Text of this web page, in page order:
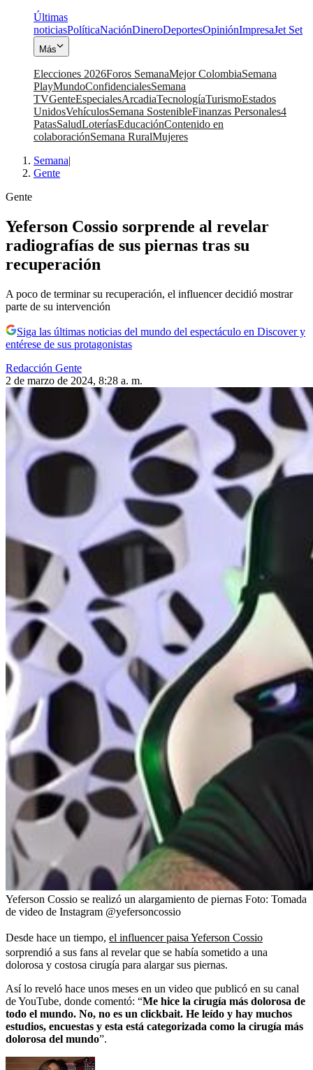
Últimas
noticiasPolíticaNaciónDineroDeportesOpiniónImpresaJet Set
Más
Elecciones 2026Foros SemanaMejor ColombiaSemana
PlayMundoConfidencialesSemana
TVGenteEspecialesArcadiaTecnologíaTurismoEstados
UnidosVehículosSemana SostenibleFinanzas Personales4
PatasSaludLoteríasEducaciónContenido en
colaboraciónSemana RuralMujeres
Semana|
Gente
Gente
Yeferson Cossio sorprende al revelar
radiografías de sus piernas tras su
recuperación
A poco de terminar su recuperación, el influencer decidió mostrar
parte de su intervención
Siga las últimas noticias del mundo del espectáculo en Discover y
entérese de sus protagonistas
Redacción Gente
2 de marzo de 2024, 8:28 a. m.
Yeferson Cossio se realizó un alargamiento de piernas Foto: Tomada
de video de Instagram @yefersoncossio
Desde hace un tiempo, el influencer paisa Yeferson Cossio
sorprendió a sus fans al revelar que se había sometido a una
dolorosa y costosa cirugía para alargar sus piernas.
Así lo reveló hace unos meses en un video que publicó en su canal
de YouTube, donde comentó: “Me hice la cirugía más dolorosa de
todo el mundo. No, no es un clickbait. He leído y hay muchos
estudios, encuestas y esta está categorizada como la cirugía más
dolorosa del mundo”.